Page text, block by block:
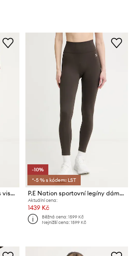
P.E Nation tepláky dámské s viskózou Retreat
-10%
*-5 % s kódem: LST
P.E Nation sportovní legíny dámské Restore
Aktuální cena:
1439 Kč
Běžná cena:1599 Kč
Nejnižší cena:1599 Kč